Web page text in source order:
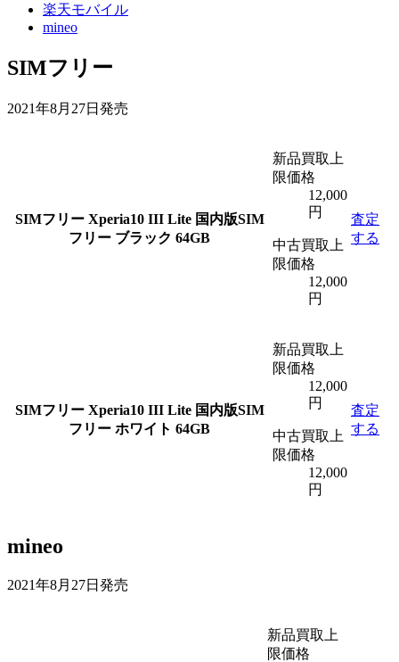
楽天モバイル
mineo
SIMフリー
2021年8月27日発売
SIMフリー Xperia10 III Lite 国内版SIM
フリー ブラック 64GB
新品買取上
限価格
12,000
円
中古買取上
限価格
12,000
円
査定
する
SIMフリー Xperia10 III Lite 国内版SIM
フリー ホワイト 64GB
新品買取上
限価格
12,000
円
中古買取上
限価格
12,000
円
査定
する
mineo
2021年8月27日発売
新品買取上
限価格